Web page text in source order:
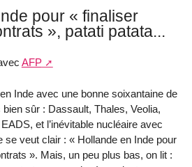
pour « finaliser
», patati patata...
AFP
Inde avec une bonne soixantaine de
sûr : Dassault, Thales, Veolia,
et l’inévitable nucléaire avec
se veut clair : « Hollande en Inde pour
». Mais, un peu plus bas, on lit :